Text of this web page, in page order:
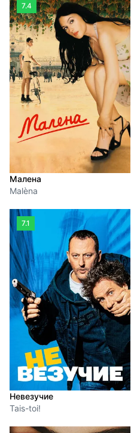
7.4
Малена
Malèna
7.1
Невезучие
Tais-toi!